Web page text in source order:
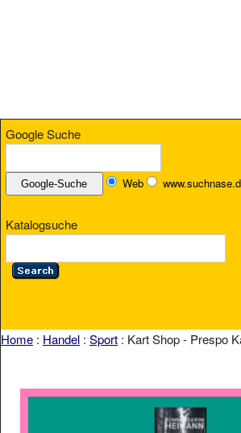
Google Suche
Web
Katalogsuche
Home : Handel : Sport : Kart Shop - Prespo